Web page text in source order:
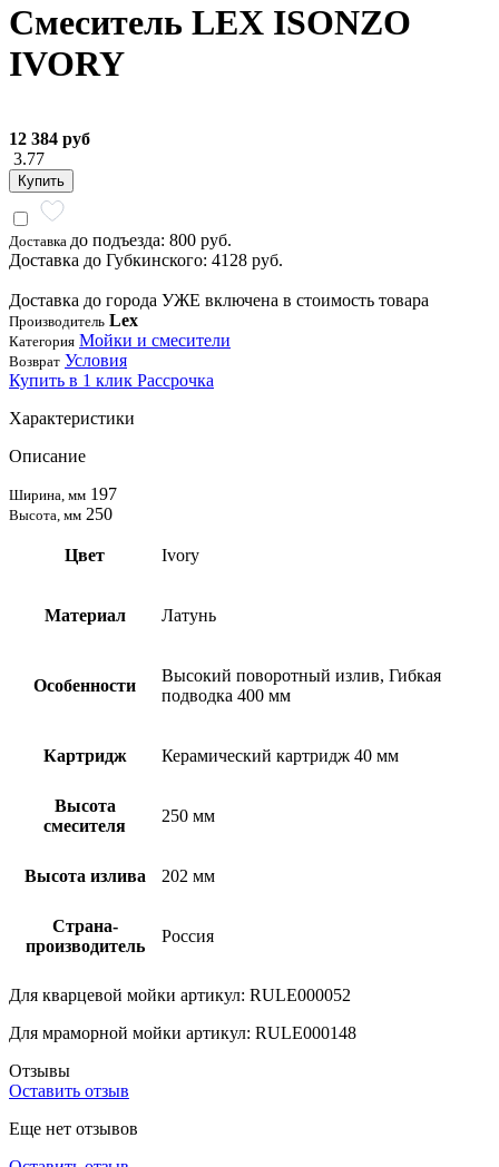
Смеситель LEX ISONZO
IVORY
12 384 руб
3.77
Купить
Доставка до подъезда: 800 руб.
Доставка до Губкинского: 4128 руб.
Доставка до города УЖЕ включена в стоимость товара
Производитель Lex
Категория Мойки и смесители
Возврат Условия
Купить в 1 клик Рассрочка
Характеристики
Описание
Ширина, мм 197
Высота, мм 250
Цвет Ivory
Материал Латунь
Особенности
Высокий поворотный излив, Гибкая
подводка 400 мм
Картридж Керамический картридж 40 мм
Высота
смесителя
250 мм
Высота излива 202 мм
Страна-
производитель
Россия
Для кварцевой мойки артикул: RULE000052
Для мраморной мойки артикул: RULE000148
Отзывы
Оставить отзыв
Еще нет отзывов